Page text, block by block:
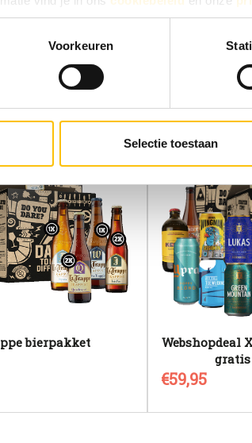
goed, kies dan voor ‘Alles
doelen. Je kunt je keuze achteraf altijd
Voorkeuren
Selectie toestaan
bierpakket
Webshopdeal
€59,95